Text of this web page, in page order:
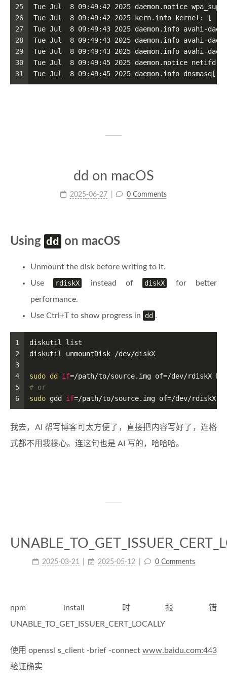
25
26
27
28
29
30
31
Tue Jul  8 09:49:42 2025 daemon.notice
Tue Jul  8 09:49:42 2025 kern.info kernel: [
Tue Jul  8 09:49:43 2025 daemon.info avahi-
Tue Jul  8 09:49:43 2025 daemon.info avahi-
Tue Jul  8 09:49:43 2025 daemon.info avahi-
Tue Jul  8 09:49:45 2025 daemon.notice netifd:
Tue Jul  8 09:49:45 2025 daemon.info
dd on macOS
2025-06-27 0 Comments
Using dd on macOS
Unmount the disk before writing to it.
Use
rdiskX instead of diskX
for better
performance.
Use Ctrl+T to show progress in
dd .
1
2
3
4
5
6
diskutil list
diskutil unmountDisk /dev/diskX
sudo dd if=/path/to/source.img of=/dev/rdiskX
# or
sudo gdd if=/path/to/source.img of=/dev/rdiskX
我去，AI 帮写博客可太方便了，直接把内容写好了，连格
式都不用我操心。连这句也是 AI 写的，哈哈哈。
2025-03-21 2025-05-12 0 Comments
npm install 时报错
UNABLE_TO_GET_ISSUER_CERT_LOCALLY
使用 openssl s_client -brief -connect www.baidu.com:443
验证确实